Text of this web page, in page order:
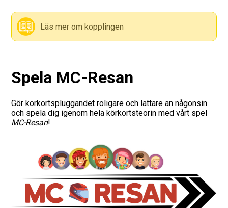
Körkortsteori
Vägmärken
Presentkort
Läs mer om kopplingen
Spela MC-Resan
Gör körkortspluggandet roligare och lättare än någonsin
och spela dig igenom hela körkortsteorin med vårt spel
MC-Resan!